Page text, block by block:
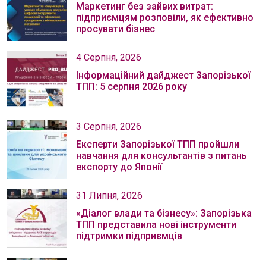
Маркетинг без зайвих витрат:
підприємцям розповіли, як ефективно
просувати бізнес
4 Серпня, 2026
Інформаційний дайджест Запорізької
ТПП: 5 серпня 2026 року
3 Серпня, 2026
Експерти Запорізької ТПП пройшли
навчання для консультантів з питань
експорту до Японії
31 Липня, 2026
«Діалог влади та бізнесу»: Запорізька
ТПП представила нові інструменти
підтримки підприємців